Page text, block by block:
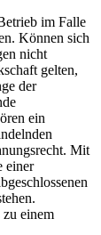
im Falle
Können sich
nicht
gelten,
der
ein
Mit
einer
einem